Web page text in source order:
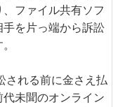
ファイル共有ソフ
手を片っ端から訴訟
される前に金さえ払
未聞のオンライン